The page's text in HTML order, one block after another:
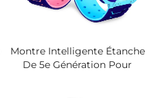
Montre Intelligente Étanche
De 5e Génération Pour